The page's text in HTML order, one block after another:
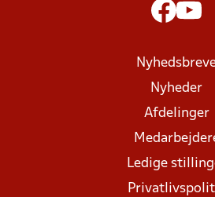
Nyheder
Afdelinger
Ledige